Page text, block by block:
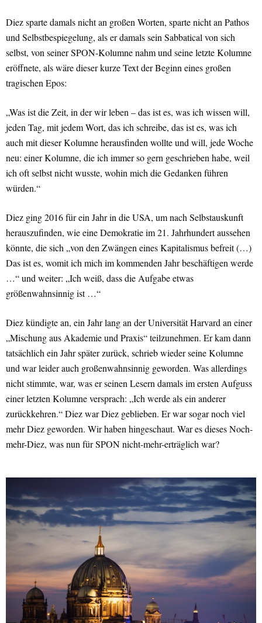
Diez sparte damals nicht an großen Worten, sparte nicht an Pathos
und Selbstbespiegelung, als er damals sein Sabbatical von sich
selbst, von seiner SPON-Kolumne nahm und seine letzte Kolumne
eröffnete, als wäre dieser kurze Text der Beginn eines großen
tragischen Epos:
„Was ist die Zeit, in der wir leben – das ist es, was ich wissen will,
jeden Tag, mit jedem Wort, das ich schreibe, das ist es, was ich
auch mit dieser Kolumne herausfinden wollte und will, jede Woche
neu: einer Kolumne, die ich immer so gern geschrieben habe, weil
ich oft selbst nicht wusste, wohin mich die Gedanken führen
würden.“
Diez ging 2016 für ein Jahr in die USA, um nach Selbstauskunft
herauszufinden, wie eine Demokratie im 21. Jahrhundert aussehen
könnte, die sich „von den Zwängen eines Kapitalismus befreit (…)
Das ist es, womit ich mich im kommenden Jahr beschäftigen werde
…“ und weiter: „Ich weiß, dass die Aufgabe etwas
größenwahnsinnig ist …“
Diez kündigte an, ein Jahr lang an der Universität Harvard an einer
„Mischung aus Akademie und Praxis“ teilzunehmen. Er kam dann
tatsächlich ein Jahr später zurück, schrieb wieder seine Kolumne
und war leider auch großenwahnsinnig geworden. Was allerdings
nicht stimmte, war, was er seinen Lesern damals im ersten Aufguss
einer letzten Kolumne versprach: „Ich werde als ein anderer
zurückkehren.“ Diez war Diez geblieben. Er war sogar noch viel
mehr Diez geworden. Wir haben hingeschaut. War es dieses Noch-
mehr-Diez, was nun für SPON nicht-mehr-erträglich war?